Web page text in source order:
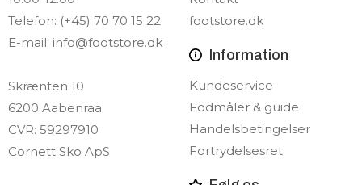
Telefon: (+45) 70 70 15 22
E-mail: info@footstore.dk
Skrænten 10
6200 Aabenraa
CVR: 59297910
Cornett Sko ApS
footstore.dk
Information
Kundeservice
Fodmåler & guide
Handelsbetingelser
Fortrydelsesret